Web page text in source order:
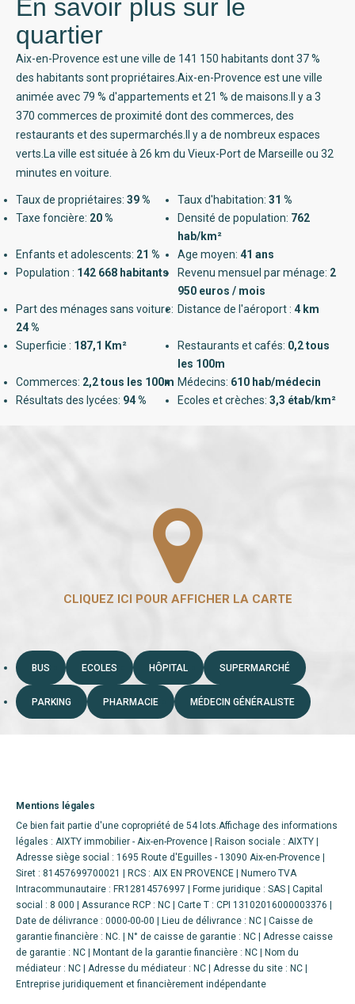
En savoir plus sur le
quartier
Aix-en-Provence est une ville de 141 150 habitants dont 37 %
des habitants sont propriétaires.Aix-en-Provence est une ville
animée avec 79 % d'appartements et 21 % de maisons.Il y a 3
370 commerces de proximité dont des commerces, des
restaurants et des supermarchés.Il y a de nombreux espaces
verts.La ville est située à 26 km du Vieux-Port de Marseille ou 32
minutes en voiture.
Taux de propriétaires: 39 % Taux d'habitation: 31 %
Taxe foncière: 20 % Densité de population: 762
hab/km²
Enfants et adolescents: 21 % Age moyen: 41 ans
Population : 142 668 habitants Revenu mensuel par ménage: 2
950 euros / mois
Part des ménages sans voiture:
24 %
Distance de l'aéroport : 4 km
Superficie : 187,1 Km² Restaurants et cafés: 0,2 tous
les 100m
Commerces: 2,2 tous les 100m Médecins: 610 hab/médecin
Résultats des lycées: 94 % Ecoles et crèches: 3,3 étab/km²
BUS ECOLES HÔPITAL SUPERMARCHÉ
PARKING PHARMACIE MÉDECIN GÉNÉRALISTE
Mentions légales
Ce bien fait partie d'une copropriété de 54 lots.Affichage des informations
légales : AIXTY immobilier - Aix-en-Provence | Raison sociale : AIXTY |
Adresse siège social : 1695 Route d'Eguilles - 13090 Aix-en-Provence |
Siret : 81457699700021 | RCS : AIX EN PROVENCE | Numero TVA
Intracommunautaire : FR12814576997 | Forme juridique : SAS | Capital
social : 8 000 | Assurance RCP : NC | Carte T : CPI 13102016000003376 |
Date de délivrance : 0000-00-00 | Lieu de délivrance : NC | Caisse de
garantie financière : NC. | N° de caisse de garantie : NC | Adresse caisse
de garantie : NC | Montant de la garantie financière : NC | Nom du
médiateur : NC | Adresse du médiateur : NC | Adresse du site : NC |
Entreprise juridiquement et financièrement indépendante